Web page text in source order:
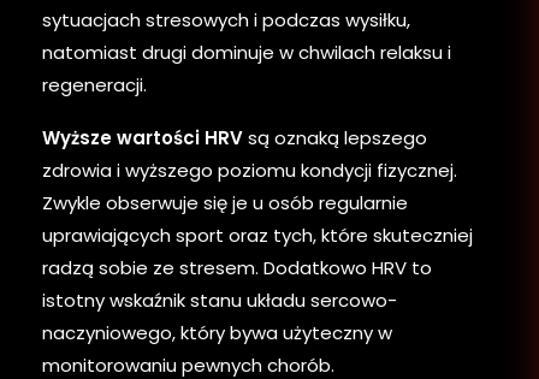
sytuacjach stresowych i podczas wysiłku,
natomiast drugi dominuje w chwilach relaksu i
regeneracji.
Wyższe wartości HRVsą oznaką lepszego
zdrowia i wyższego poziomu kondycji fizycznej.
Zwykle obserwuje się je u osób regularnie
uprawiających sport oraz tych, które skuteczniej
radzą sobie ze stresem. Dodatkowo HRV to
istotny wskaźnik stanu układu sercowo-
naczyniowego, który bywa użyteczny w
monitorowaniu pewnych chorób.